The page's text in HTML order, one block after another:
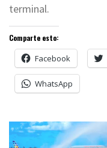
terminal.
Comparte esto:
Facebook
WhatsApp